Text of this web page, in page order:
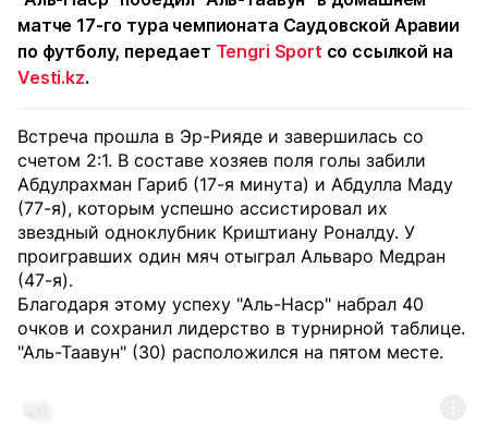
матче 17-го тура чемпионата Саудовской Аравии
по футболу, передает Tengri Sport со ссылкой на
Vesti.kz.
Встреча прошла в Эр-Рияде и завершилась со
счетом 2:1. В составе хозяев поля голы забили
Абдулрахман Гариб (17-я минута) и Абдулла Маду
(77-я), которым успешно ассистировал их
звездный одноклубник Криштиану Роналду. У
проигравших один мяч отыграл Альваро Медран
(47-я).
Благодаря этому успеху "Аль-Наср" набрал 40
очков и сохранил лидерство в турнирной таблице.
"Аль-Таавун" (30) расположился на пятом месте.